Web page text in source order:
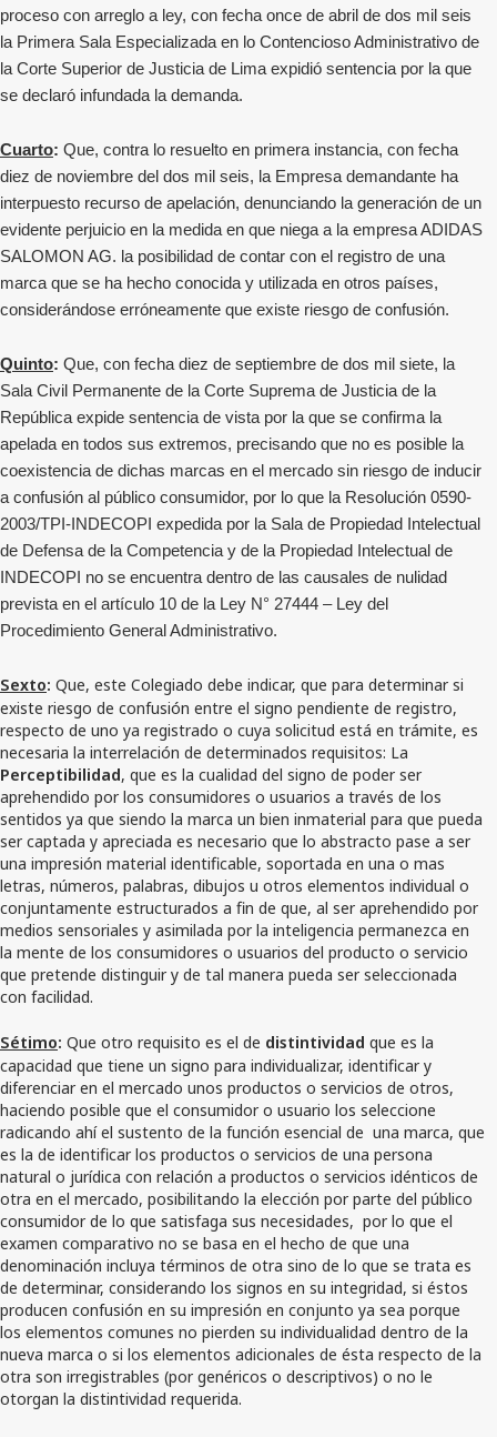
proceso con arreglo a ley, con fecha once de abril de dos mil seis
la Primera Sala Especializada en lo Contencioso Administrativo de
la Corte Superior de Justicia de Lima expidió sentencia por la que
se declaró infundada la demanda.
Cuarto: Que, contra lo resuelto en primera instancia, con fecha
diez de noviembre del dos mil seis, la Empresa demandante ha
interpuesto recurso de apelación, denunciando la generación de un
evidente perjuicio en la medida en que niega a la empresa ADIDAS
SALOMON AG. la posibilidad de contar con el registro de una
marca que se ha hecho conocida y utilizada en otros países,
considerándose erróneamente que existe riesgo de confusión.
Quinto: Que, con fecha diez de septiembre de dos mil siete, la
Sala Civil Permanente de la Corte Suprema de Justicia de la
República expide sentencia de vista por la que se confirma la
apelada en todos sus extremos, precisando que no es posible la
coexistencia de dichas marcas en el mercado sin riesgo de inducir
a confusión al público consumidor, por lo que la Resolución 0590-
2003/TPI-INDECOPI expedida por la Sala de Propiedad Intelectual
de Defensa de la Competencia y de la Propiedad Intelectual de
INDECOPI no se encuentra dentro de las causales de nulidad
prevista en el artículo 10 de la Ley N° 27444 – Ley del
Procedimiento General Administrativo.
Sexto: Que, este Colegiado debe indicar, que para determinar si
existe riesgo de confusión entre el signo pendiente de registro,
respecto de uno ya registrado o cuya solicitud está en trámite, es
necesaria la interrelación de determinados requisitos: La
Perceptibilidad, que es la cualidad del signo de poder ser
aprehendido por los consumidores o usuarios a través de los
sentidos ya que siendo la marca un bien inmaterial para que pueda
ser captada y apreciada es necesario que lo abstracto pase a ser
una impresión material identificable, soportada en una o mas
letras, números, palabras, dibujos u otros elementos individual o
conjuntamente estructurados a fin de que, al ser aprehendido por
medios sensoriales y asimilada por la inteligencia permanezca en
la mente de los consumidores o usuarios del producto o servicio
que pretende distinguir y de tal manera pueda ser seleccionada
con facilidad.
Sétimo: Que otro requisito es el de distintividad que es la
capacidad que tiene un signo para individualizar, identificar y
diferenciar en el mercado unos productos o servicios de otros,
haciendo posible que el consumidor o usuario los seleccione
radicando ahí el sustento de la función esencial de una marca, que
es la de identificar los productos o servicios de una persona
natural o jurídica con relación a productos o servicios idénticos de
otra en el mercado, posibilitando la elección por parte del público
consumidor de lo que satisfaga sus necesidades, por lo que el
examen comparativo no se basa en el hecho de que una
denominación incluya términos de otra sino de lo que se trata es
de determinar, considerando los signos en su integridad, si éstos
producen confusión en su impresión en conjunto ya sea porque
los elementos comunes no pierden su individualidad dentro de la
nueva marca o si los elementos adicionales de ésta respecto de la
otra son irregistrables (por genéricos o descriptivos) o no le
otorgan la distintividad requerida.